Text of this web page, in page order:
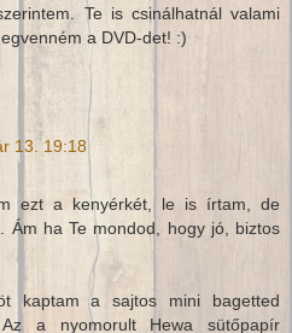
Te is csinálhatnál valami
a DVD-det! :)
13. 19:18
ezt a kenyérkét, le is írtam, de
Ám ha Te mondod, hogy jó, biztos
kaptam a sajtos mini bagetted
a nyomorult Hewa sütőpapír